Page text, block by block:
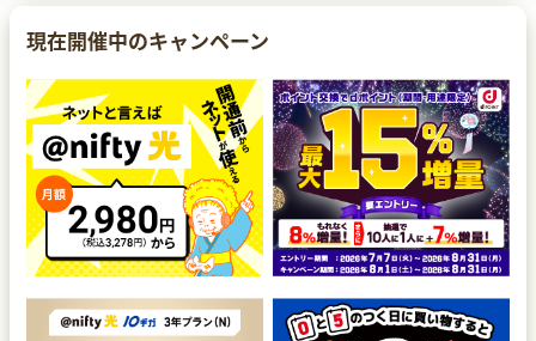
現在開催中のキャンペーン